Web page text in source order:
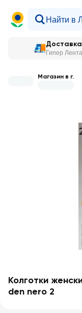
Доставка
Гипер Лента
Магазин в г.
Колготки
den nero 2